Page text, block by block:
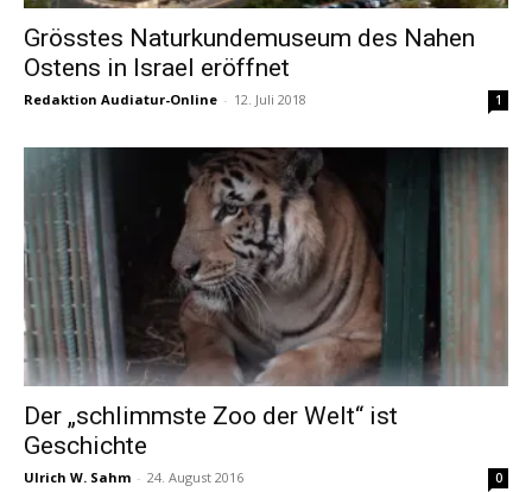
Grösstes Naturkundemuseum des Nahen
Ostens in Israel eröffnet
Redaktion Audiatur-Online - 12. Juli 2018 1
Der „schlimmste Zoo der Welt“ ist
Geschichte
Ulrich W. Sahm - 24. August 2016 0